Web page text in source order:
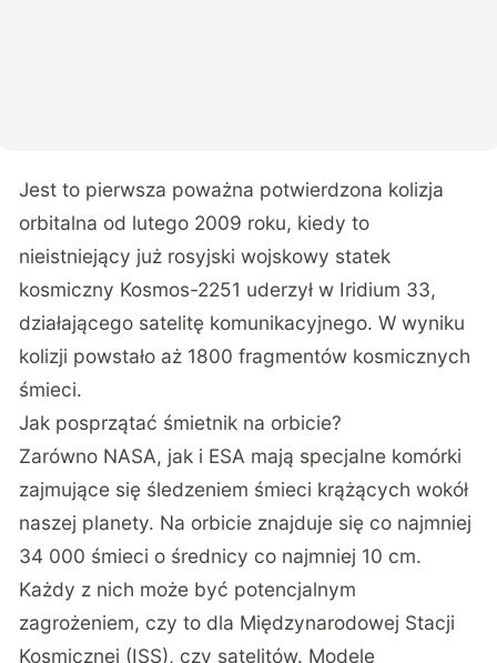
Jest to pierwsza poważna potwierdzona kolizja
orbitalna od lutego 2009 roku, kiedy to
nieistniejący już rosyjski wojskowy statek
kosmiczny Kosmos-2251 uderzył w Iridium 33,
działającego satelitę komunikacyjnego. W wyniku
kolizji powstało aż 1800 fragmentów kosmicznych
śmieci.
Jak posprzątać śmietnik na orbicie?
Zarówno NASA, jak i ESA mają specjalne komórki
zajmujące się śledzeniem śmieci krążących wokół
naszej planety. Na orbicie znajduje się co najmniej
34 000 śmieci o średnicy co najmniej 10 cm.
Każdy z nich może być potencjalnym
zagrożeniem, czy to dla Międzynarodowej Stacji
Kosmicznej (ISS), czy satelitów. Modele